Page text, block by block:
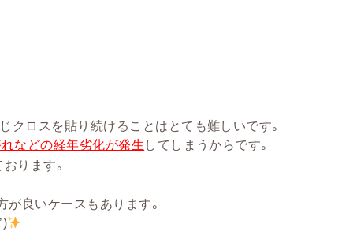
ロスを貼り続けることはとても難しいです。
などの経年劣化が発生してしまうからです。
ります。
良いケースもあります。